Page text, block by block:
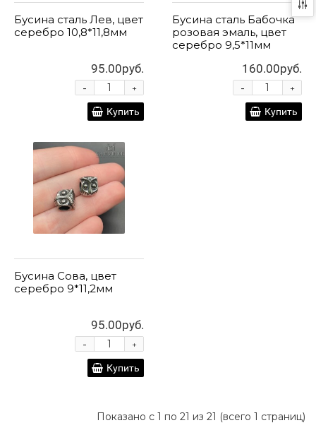
Бусина сталь Лев, цвет
серебро 10,8*11,8мм
95.00руб.
+
-
Купить
Бусина сталь Бабочка
розовая эмаль, цвет
серебро 9,5*11мм
160.00руб.
+
-
Купить
Бусина Сова, цвет
серебро 9*11,2мм
95.00руб.
+
-
Купить
Показано с 1 по 21 из 21 (всего 1 страниц)